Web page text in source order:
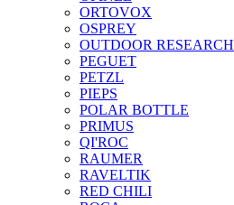
ORTOVOX
OSPREY
OUTDOOR RESEARCH
PEGUET
PETZL
PIEPS
POLAR BOTTLE
PRIMUS
QI'ROC
RAUMER
RAVELTIK
RED CHILI